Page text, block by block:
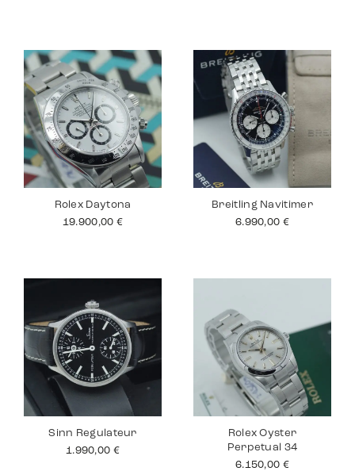
Rolex Daytona
19.900,00 €
Breitling Navitimer
6.990,00 €
Sinn Regulateur
1.990,00 €
Rolex Oyster
Perpetual 34
6.150,00 €